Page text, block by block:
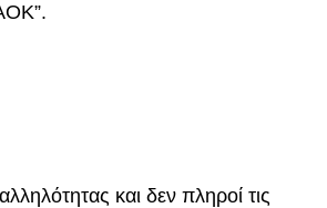
και δεν πληροί τις